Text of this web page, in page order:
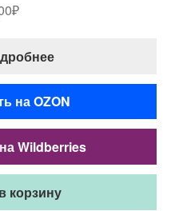
₽
на OZON
Wildberries
корзину